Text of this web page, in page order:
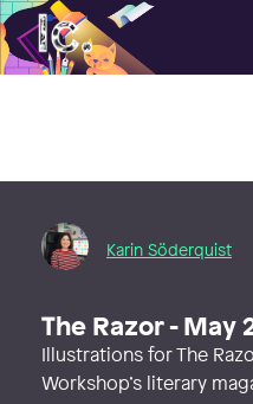
Illustratörcentrum
Karin Söderquist
The Razor - May
Illustrations for The
Workshop’s literary